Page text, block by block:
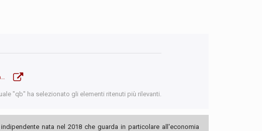
"qb" ha selezionato gli elementi ritenuti più rilevanti.
nata nel 2018 che guarda in particolare all'economia